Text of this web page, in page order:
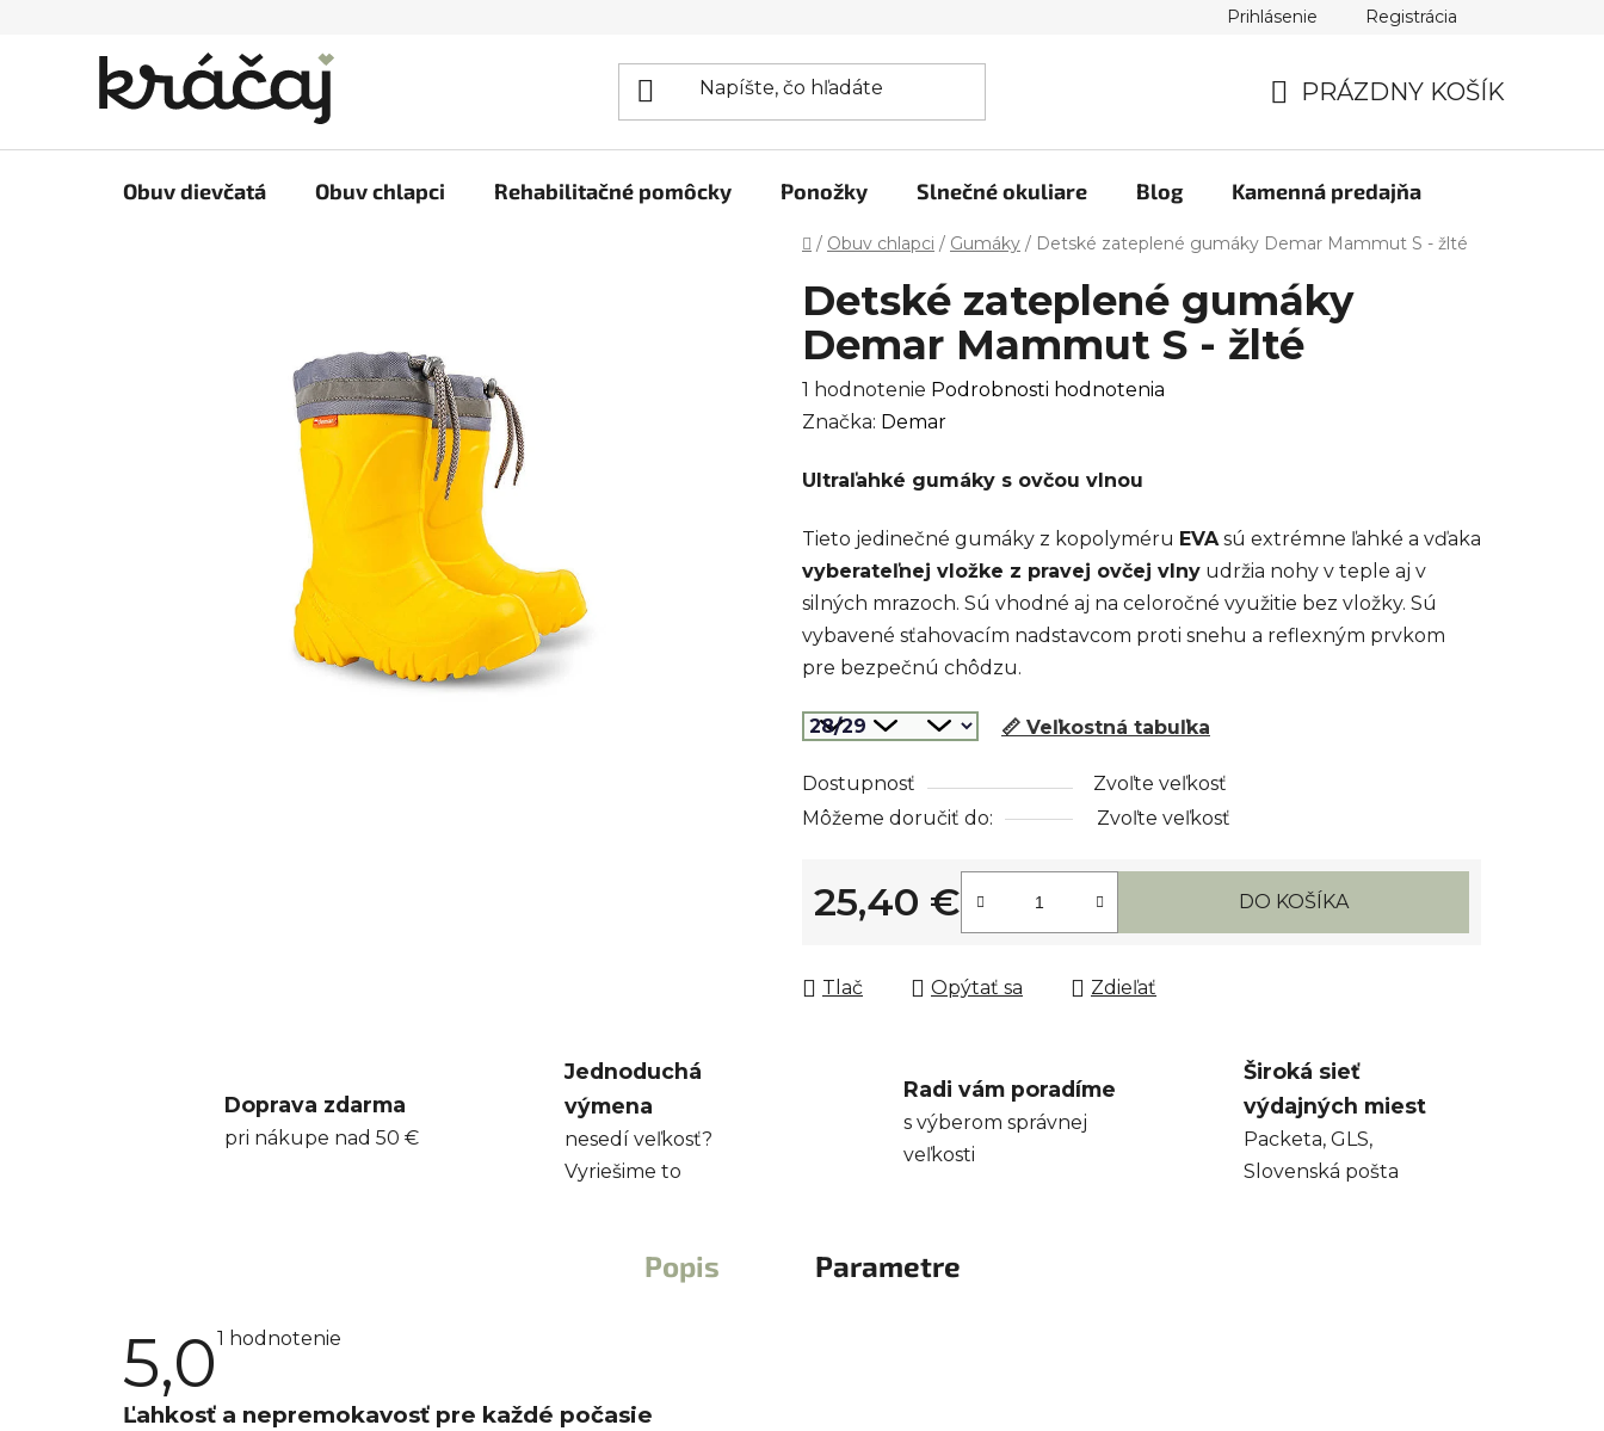
Prihlásenie Registrácia
KOŠÍK
PRÁZDNY KOŠÍK
Obuv dievčatá Obuv chlapci Rehabilitačné pomôcky Ponožky Slnečné okuliare Blog Kamenná predajňa
Domov
/ Obuv chlapci / Gumáky / Detské zateplené gumáky Demar Mammut S - žlté
Detské zateplené gumáky
Demar Mammut S - žlté
Priemerné
hodnotenie
je
z
5
hviezdičiek.
1 hodnotenie Podrobnosti hodnotenia
Značka: Demar
Ultraľahké gumáky s ovčou vlnou
Tieto jedinečné gumáky z kopolyméru EVAsú extrémne ľahké a vďaka
vyberateľnej vložke z pravej ovčej vlny udržia nohy v teple aj v
silných mrazoch. Sú vhodné aj na celoročné využitie bez vložky. Sú
vybavené sťahovacím nadstavcom proti snehu a reflexným prvkom
pre bezpečnú chôdzu.
📏 Veľkostná tabuľka
Dostupnosť
Zvoľte veľkosť
Môžeme doručiť do:
Zvoľte veľkosť
25,40 €
Jednotková cena:
DO KOŠÍKA
Tlač Opýtať sa Zdieľať
Doprava zdarma
pri nákupe nad 50 €
Jednoduchá
výmena
nesedí veľkosť?
Vyriešime to
Radi vám poradíme
s výberom správnej
veľkosti
Široká sieť
výdajných miest
Packeta, GLS,
Slovenská pošta
Popis Parametre
5,0Priemerné
5,0
1 hodnotenie
Ľahkosť a nepremokavosť pre každé počasie